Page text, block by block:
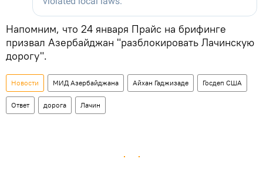
Напомним, что 24 января Прайс на брифинге
призвал Азербайджан "разблокировать Лачинскую
дорогу".
Новости МИД Азербайджана Айхан Гаджизаде Госдеп США
Ответ дорога Лачин